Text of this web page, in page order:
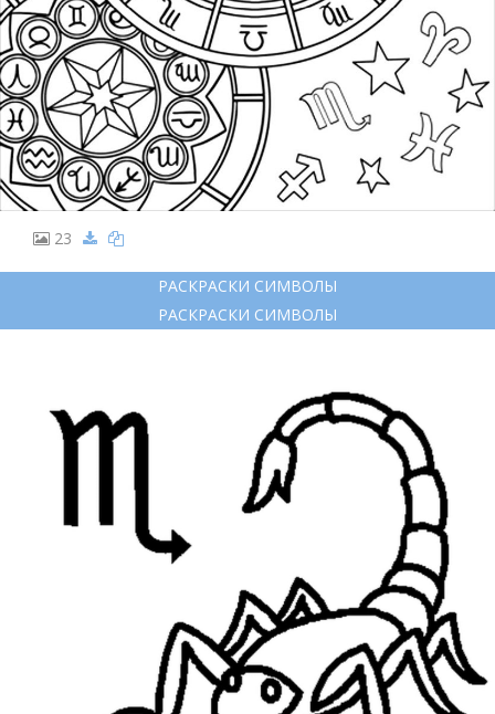
23
РАСКРАСКИ СИМВОЛЫ
РАСКРАСКИ СИМВОЛЫ